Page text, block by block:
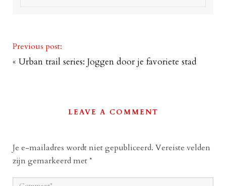
Previous post:
« Urban trail series: Joggen door je favoriete stad
LEAVE A COMMENT
Je e-mailadres wordt niet gepubliceerd. Vereiste velden
zijn gemarkeerd met*